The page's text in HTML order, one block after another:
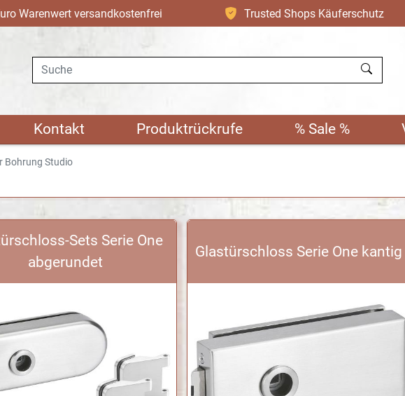
Warenwert versandkostenfrei Trusted Shops Käuferschutz
Suche
Kontakt Produktrückrufe % Sale %
Bohrung Studio
Sets Serie One
abgerundet
Glastürschloss Serie One kantig